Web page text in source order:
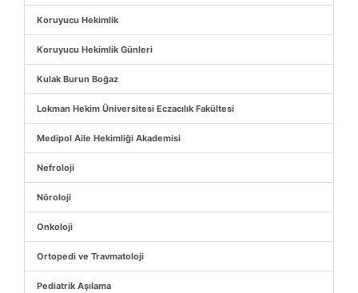
Koruyucu Hekimlik
Koruyucu Hekimlik Günleri
Kulak Burun Boğaz
Lokman Hekim Üniversitesi Eczacılık Fakültesi
Medipol Aile Hekimliği Akademisi
Nefroloji
Nöroloji
Onkoloji
Ortopedi ve Travmatoloji
Pediatrik Aşılama